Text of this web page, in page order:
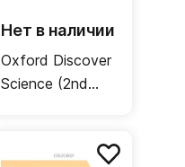
Нет в наличии
Oxford Discover
Science (2nd
Книга для